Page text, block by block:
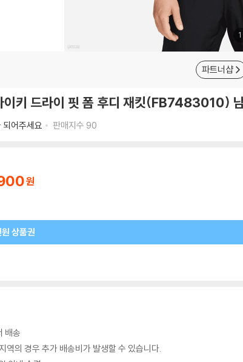
1
파트너샵
이키 드라이 핏 폼 후디 재킷(FB7483010)
되어주세요 판매지수 90
상품권
배송
역의 경우 추가 배송비가 발생할 수 있습니다.